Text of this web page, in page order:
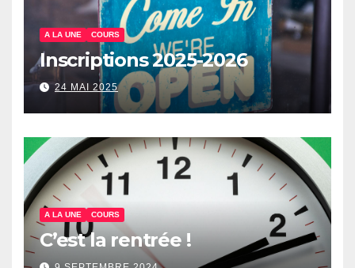
A LA UNE COURS
Inscriptions 2025-2026
24 MAI 2025
A LA UNE COURS
C’est la rentrée !